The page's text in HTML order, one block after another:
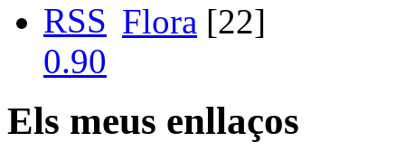
Flora [22]
Els meus enllaços